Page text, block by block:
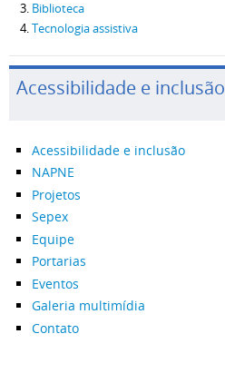
Biblioteca
Tecnologia assistiva
Acessibilidade e inclusão
Acessibilidade e inclusão
NAPNE
Projetos
Sepex
Equipe
Portarias
Eventos
Galeria multimídia
Contato